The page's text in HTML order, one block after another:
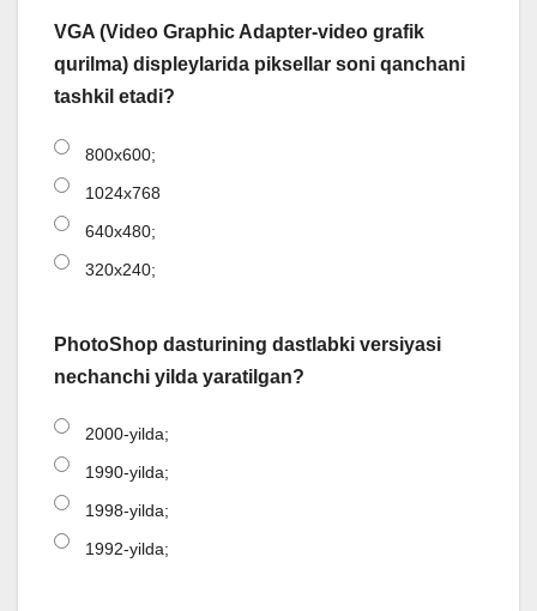
VGA (Video Graphic Adapter-video grafik
qurilma) displeylarida piksellar soni qanchani
tashkil etadi?
800x600;
1024x768
640x480;
320x240;
PhotoShop dasturining dastlabki versiyasi
nechanchi yilda yaratilgan?
2000-yilda;
1990-yilda;
1998-yilda;
1992-yilda;